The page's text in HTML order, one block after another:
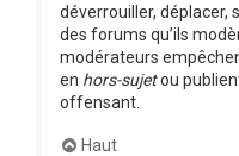
déverrouiller, déplacer,
des forums qu’ils
modérateurs
en hors-sujetou
offensant.
Haut